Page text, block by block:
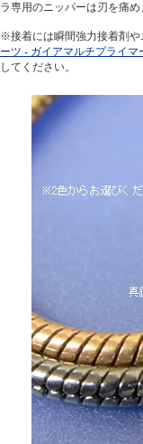
ラ専用のニッパーは刃を痛
※接着には瞬間強力接着剤や
ーツ - ガイアマルチプライマ
してください。